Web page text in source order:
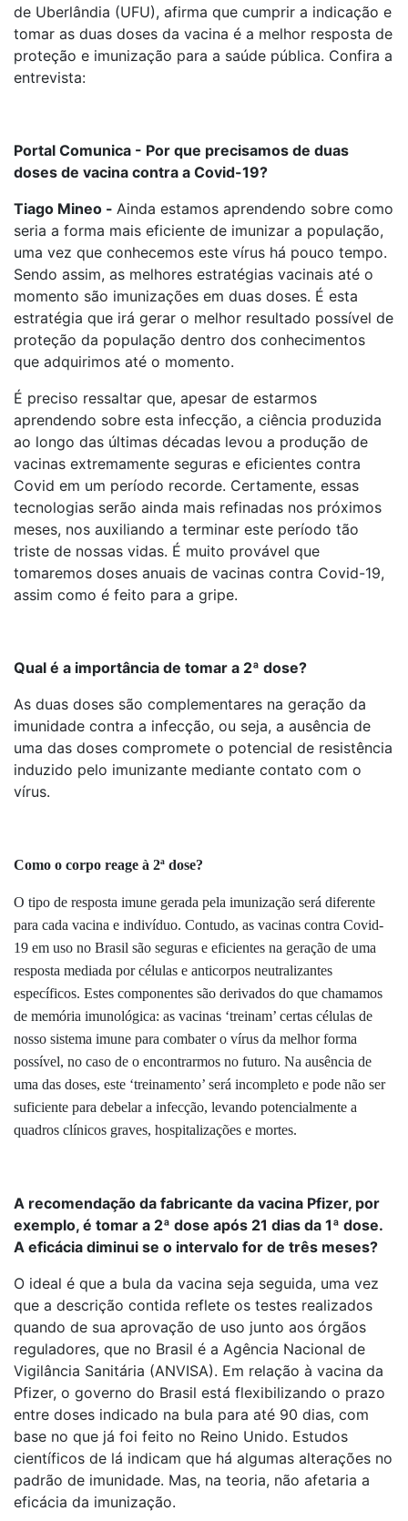
de Uberlândia (UFU), afirma que cumprir a indicação e
tomar as duas doses da vacina é a melhor resposta de
proteção e imunização para a saúde pública. Confira a
entrevista:
Portal Comunica - Por que precisamos de duas
doses de vacina contra a Covid-19?
Tiago Mineo - Ainda estamos aprendendo sobre como
seria a forma mais eficiente de imunizar a população,
uma vez que conhecemos este vírus há pouco tempo.
Sendo assim, as melhores estratégias vacinais até o
momento são imunizações em duas doses. É esta
estratégia que irá gerar o melhor resultado possível de
proteção da população dentro dos conhecimentos
que adquirimos até o momento.
É preciso ressaltar que, apesar de estarmos
aprendendo sobre esta infecção, a ciência produzida
ao longo das últimas décadas levou a produção de
vacinas extremamente seguras e eficientes contra
Covid em um período recorde. Certamente, essas
tecnologias serão ainda mais refinadas nos próximos
meses, nos auxiliando a terminar este período tão
triste de nossas vidas. É muito provável que
tomaremos doses anuais de vacinas contra Covid-19,
assim como é feito para a gripe.
Qual é a importância de tomar a 2ª dose?
As duas doses são complementares na geração da
imunidade contra a infecção, ou seja, a ausência de
uma das doses compromete o potencial de resistência
induzido pelo imunizante mediante contato com o
vírus.
Como o corpo reage à 2ª dose?
O tipo de resposta imune gerada pela imunização será diferente
para cada vacina e indivíduo. Contudo, as vacinas contra Covid-
19 em uso no Brasil são seguras e eficientes na geração de uma
resposta mediada por células e anticorpos neutralizantes
específicos. Estes componentes são derivados do que chamamos
de memória imunológica: as vacinas ‘treinam’ certas células de
nosso sistema imune para combater o vírus da melhor forma
possível, no caso de o encontrarmos no futuro. Na ausência de
uma das doses, este ‘treinamento’ será incompleto e pode não ser
suficiente para debelar a infecção, levando potencialmente a
quadros clínicos graves, hospitalizações e mortes.
A recomendação da fabricante da vacina Pfizer, por
exemplo, é tomar a 2ª dose após 21 dias da 1ª dose.
A eficácia diminui se o intervalo for de três meses?
O ideal é que a bula da vacina seja seguida, uma vez
que a descrição contida reflete os testes realizados
quando de sua aprovação de uso junto aos órgãos
reguladores, que no Brasil é a Agência Nacional de
Vigilância Sanitária (ANVISA). Em relação à vacina da
Pfizer, o governo do Brasil está flexibilizando o prazo
entre doses indicado na bula para até 90 dias, com
base no que já foi feito no Reino Unido. Estudos
científicos de lá indicam que há algumas alterações no
padrão de imunidade. Mas, na teoria, não afetaria a
eficácia da imunização.